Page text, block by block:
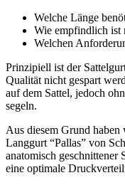
Welche Länge
Wie empfindlich ist
Welchen
Prinzipiell ist der
Qualität nicht gespart
auf dem Sattel, jedoch
segeln.
Aus diesem Grund
Langgurt “Pallas” von
anatomisch geschnittener
eine optimale